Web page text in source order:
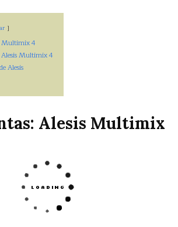
Multimix 4
Multimix 4
Alesis
Alesis Multimix